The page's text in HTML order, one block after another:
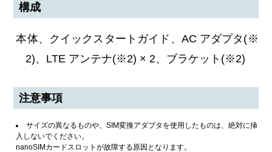
構成
本体、クイックスタートガイド、AC アダプタ(※
2)、LTE アンテナ(※2) × 2、ブラケット(※2)
注意事項
サイズの異なるものや、SIM変換アダプタを使用したものは、絶対に挿
入しないでください。
nanoSIMカードスロットが故障する原因となります。